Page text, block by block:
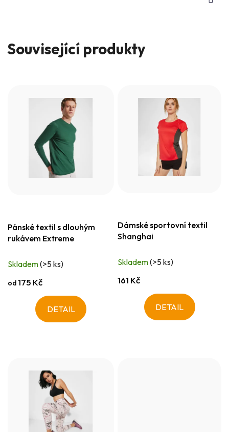
Související produkty
Pánské textil s dlouhým
rukávem Extreme
Skladem(>5 ks)
od175 Kč
DETAIL
Dámské sportovní textil
Shanghai
Skladem(>5 ks)
161 Kč
DETAIL